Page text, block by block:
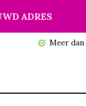
ADRES
Meer